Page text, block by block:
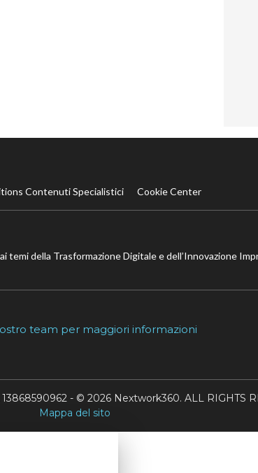
Contenuti Specialistici Cookie Center
della Trasformazione Digitale e dell’Innovazione
team per maggiori informazioni
- © 2026 Nextwork360. ALL RIGHTS
Mappa del sito